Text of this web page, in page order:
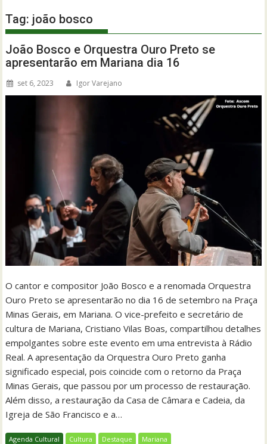
Tag: joão bosco
João Bosco e Orquestra Ouro Preto se
apresentarão em Mariana dia 16
set 6, 2023 Igor Varejano
O cantor e compositor João Bosco e a renomada Orquestra
Ouro Preto se apresentarão no dia 16 de setembro na Praça
Minas Gerais, em Mariana. O vice-prefeito e secretário de
cultura de Mariana, Cristiano Vilas Boas, compartilhou detalhes
empolgantes sobre este evento em uma entrevista à Rádio
Real. A apresentação da Orquestra Ouro Preto ganha
significado especial, pois coincide com o retorno da Praça
Minas Gerais, que passou por um processo de restauração.
Além disso, a restauração da Casa de Câmara e Cadeia, da
Igreja de São Francisco e a…
Agenda Cultural Cultura Destaque Mariana